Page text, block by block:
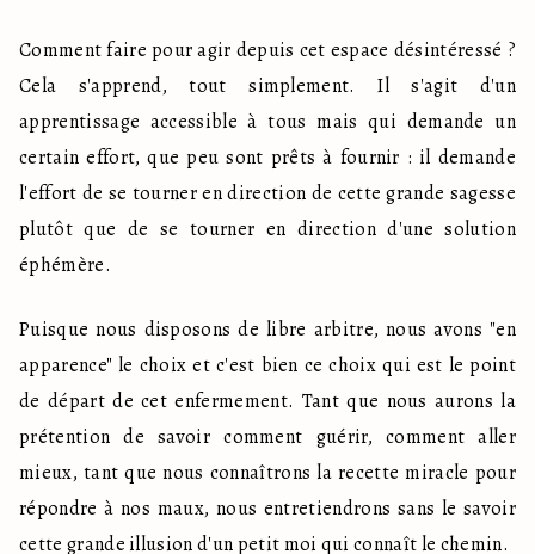
Comment faire pour agir depuis cet espace désintéressé ?
Cela s'apprend, tout simplement. Il s'agit d'un
apprentissage accessible à tous mais qui demande un
certain effort, que peu sont prêts à fournir : il demande
l'effort de se tourner en direction de cette grande sagesse
plutôt que de se tourner en direction d'une solution
éphémère.
Puisque nous disposons de libre arbitre, nous avons "en
apparence" le choix et c'est bien ce choix qui est le point
de départ de cet enfermement. Tant que nous aurons la
prétention de savoir comment guérir, comment aller
mieux, tant que nous connaîtrons la recette miracle pour
répondre à nos maux, nous entretiendrons sans le savoir
cette grande illusion d'un petit moi qui connaît le chemin.